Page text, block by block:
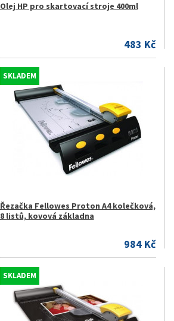
Olej HP pro skartovací stroje 400ml
483 Kč
SKLADEM
Řezačka Fellowes Proton A4 kolečková,
8 listů, kovová základna
984 Kč
SKLADEM